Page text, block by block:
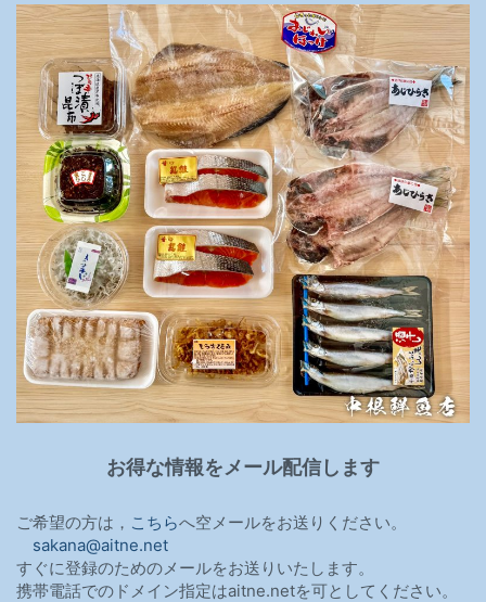
お得な情報をメール配信します
ご希望の方は， こちらへ空メールをお送りください。
sakana@aitne.net
すぐに登録のためのメールをお送りいたします。
携帯電話でのドメイン指定はaitne.netを可としてください。